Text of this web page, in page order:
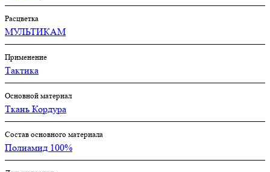
Расцветка
МУЛЬТИКАМ
Применение
Тактика
Основной материал
Ткань Кордура
Состав основного материала
Полиамид 100%